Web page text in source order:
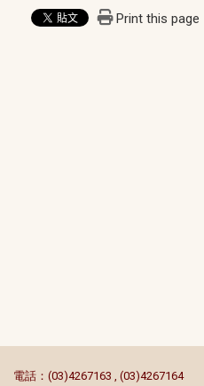
Print this page
電話：(03)4267163 , (03)4267164